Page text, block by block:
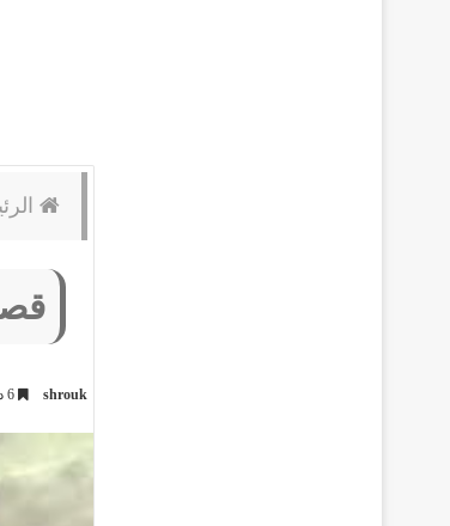
shrouk